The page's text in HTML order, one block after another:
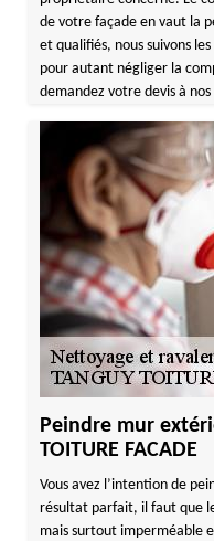
de votre façade en vaut la
et qualifiés, nous suivons
pour autant négliger la
demandez votre devis à
Peindre mur
TOITURE FACADE
Vous avez l’intention de
résultat parfait, il faut que
mais surtout imperméable